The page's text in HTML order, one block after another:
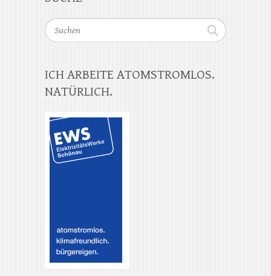
Suchen
ICH ARBEITE ATOMSTROMLOS.
NATÜRLICH.